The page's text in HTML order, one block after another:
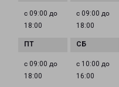
с 09:00 до
18:00
с 09:00 до
18:00
с 09:00 до
18:00
с 10:00 до
16:00